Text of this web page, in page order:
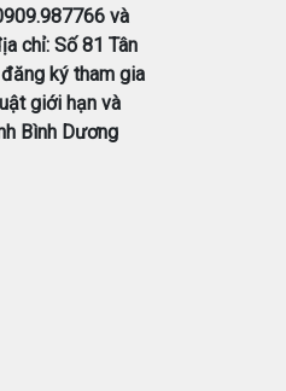
và
chỉ: Số 81 Tân
ký tham gia
giới hạn và
Bình Dương